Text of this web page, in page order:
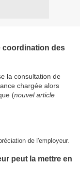
coordination des
la consultation de
chargée alors
(nouvel article
de l'employeur.
peut la mettre en